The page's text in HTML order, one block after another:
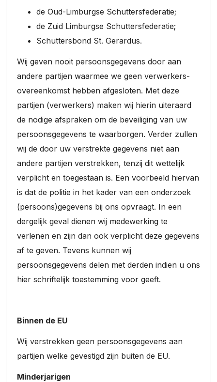
de Oud-Limburgse Schuttersfederatie;
de Zuid Limburgse Schuttersfederatie;
Schuttersbond St. Gerardus.
Wij geven nooit persoonsgegevens door aan
andere partijen waarmee we geen verwerkers-
overeenkomst hebben afgesloten. Met deze
partijen (verwerkers) maken wij hierin uiteraard
de nodige afspraken om de beveiliging van uw
persoonsgegevens te waarborgen. Verder zullen
wij de door uw verstrekte gegevens niet aan
andere partijen verstrekken, tenzij dit wettelijk
verplicht en toegestaan is. Een voorbeeld hiervan
is dat de politie in het kader van een onderzoek
(persoons)gegevens bij ons opvraagt. In een
dergelijk geval dienen wij medewerking te
verlenen en zijn dan ook verplicht deze gegevens
af te geven. Tevens kunnen wij
persoonsgegevens delen met derden indien u ons
hier schriftelijk toestemming voor geeft.
Binnen de EU
Wij verstrekken geen persoonsgegevens aan
partijen welke gevestigd zijn buiten de EU.
Minderjarigen